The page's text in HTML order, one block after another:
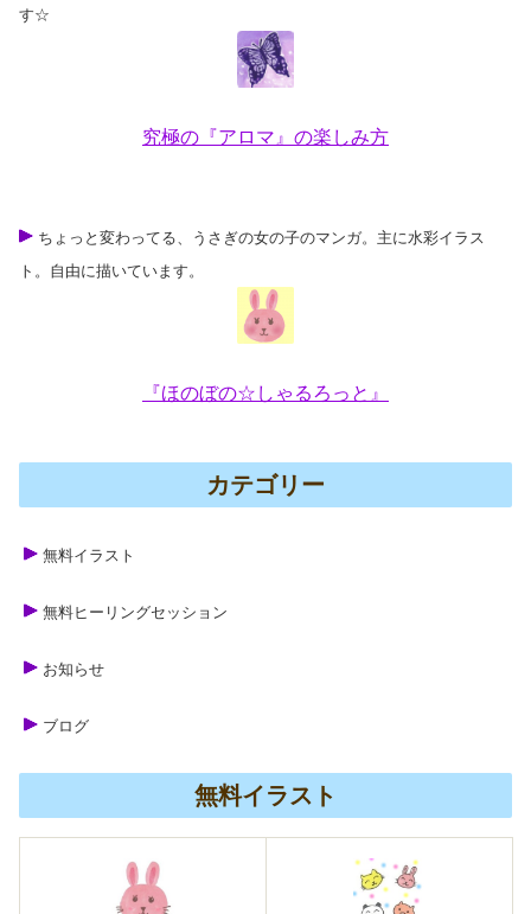
す☆
究極の『アロマ』の楽しみ方
ちょっと変わってる、うさぎの女の子のマンガ。主に水彩イラス
ト。自由に描いています。
『ほのぼの☆しゃるろっと』
カテゴリー
無料イラスト
無料ヒーリングセッション
お知らせ
ブログ
無料イラスト